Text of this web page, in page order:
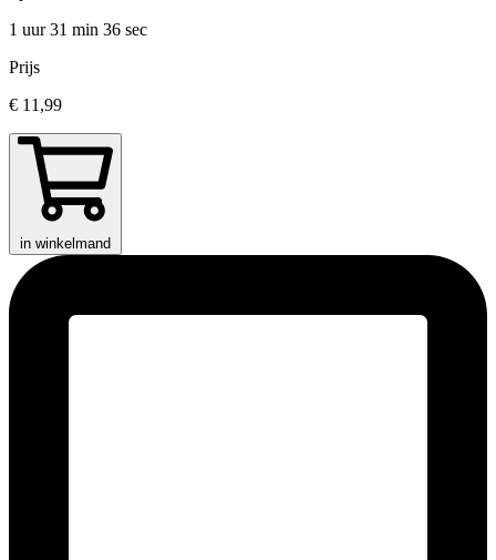
1 uur 31 min 36 sec
Prijs
€ 11,99
in winkelmand